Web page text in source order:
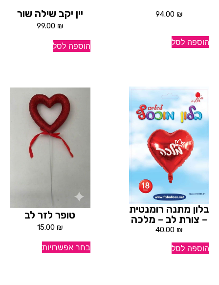
94.00 ₪
הוספה לסל
יין יקב שילה שור
99.00 ₪
הוספה לסל
בלון מתנה רומנטית
– צורת לב – מלכה
40.00 ₪
הוספה לסל
טופר לזר לב
15.00 ₪
בחר אפשרויות